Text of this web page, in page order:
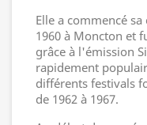
Elle a commencé
1960 à Moncton et
grâce à l'émission
rapidement
différents festivals
de 1962 à 1967.